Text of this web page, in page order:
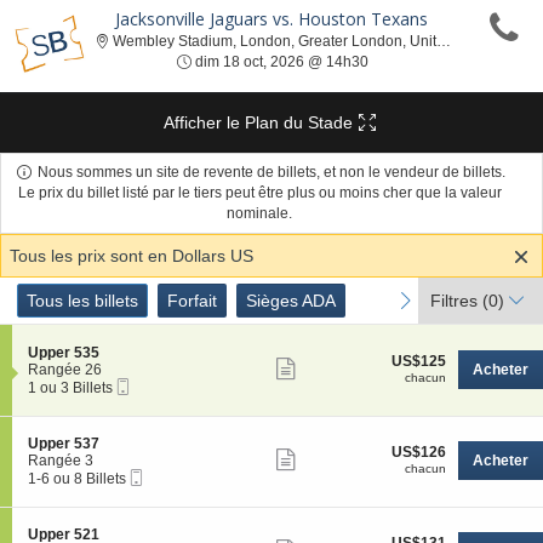
Jacksonville Jaguars vs. Houston Texans
Wembley Stadium, London, Greater London, United Kingdom
dim 18 oct, 2026 @ 14h30dim 18 oct, 2026 @ 14h30
Afficher le Plan du Stade
Nous sommes un site de revente de billets, et non le vendeur de billets.
Le prix du billet listé par le tiers peut être plus ou moins cher que la valeur
nominale.
Tous les prix sont en Dollars US
Genre
de
previous
Tous les billets
Tous les billets Forfait
Forfait Sièges ADA
Sièges ADA next
Filtres (0)
S
e
c
i
o
n
U
p
p
r
Upper 535
Rangée 26
1
3
Billets
disponible
1 ou 3 Billets
de
US$125
chacun
US$125
chacun Acheter
S
e
c
i
o
Upper 537
Rangée 3
1
6
ou
1-6 ou 8 Billets
de
US$126
chacun
US$126
chacun Acheter
S
Upper 521